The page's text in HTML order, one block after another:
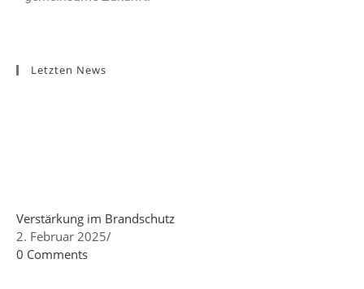
Letzten News
Verstärkung im Brandschutz
2. Februar 2025/
0 Comments